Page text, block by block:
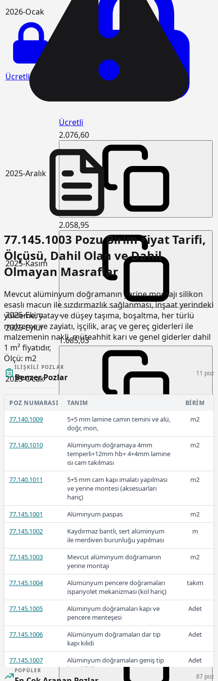
2026-Ocak
Ücretli
Ücretli
2025-Aralık
2.076,60
2025-Kasım
2.058,95
2025-Ekim
-
2025-Eylül
-
2025-Ocak
1.685,03
2024
1.275,60
2023-2
781,34
2023-1
507,81
77.145.1003 Pozu Birim Fiyat Tarifi,
Ölçüsü, Dahil Olan ve Dahil
Olmayan Masraflar
Mevcut alüminyum doğramanın yerine montajı silikon
esaslı macun ile sızdırmazlık sağlanması, inşaat yerindeki
yükleme, yatay ve düşey taşıma, boşaltma, her türlü
malzeme ve zayiatı, işçilik, araç ve gereç giderleri ile
malzemenin nakli, müteahhit karı ve genel giderler dahil
1 m² fiyatıdır,
Ölçü: m2
İLIŞKILI POZLAR
Benzer Pozlar 11 poz
POZ NUMARASI TANIM BIRIM
77.140.1009
5+5 mm lamine camın temini ve alü,
doğr, mon,
m2
77.140.1010
Alüminyum doğramaya 4mm
temperli+12mm hb+ 4+4mm lamine
ısı cam takılması
m2
77.140.1011
5+5 mm cam kapı imalatı yapılması
ve yerine montesi (aksesuarları
hariç)
m2
77.145.1001 Alüminyum paspas
m2
77.145.1002
Kaydırmaz bantlı, sert alüminyum
ile merdiven burunluğu yapılması
m
77.145.1003
Mevcut alüminyum doğramanın
yerine montajı
m2
77.145.1004
Alümünyum pencere doğramaları
ispanyolet mekanizması (kol hariç)
takım
77.145.1005
Alüminyum doğramaları kapı ve
pencere menteşesi
Adet
77.145.1006
Alümünyum doğramaları dar tip
kapı kilidi
Adet
77.145.1007
Alüminyum doğramaları geniş tip
kapı kilidi
Adet
POPÜLER
87 poz